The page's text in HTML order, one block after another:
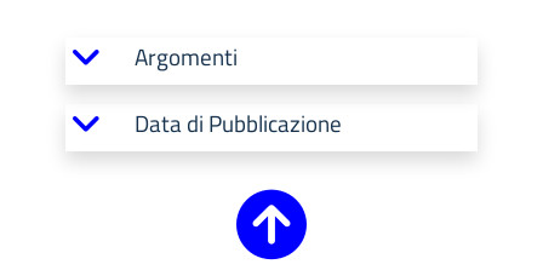
Argomenti
Data di Pubblicazione